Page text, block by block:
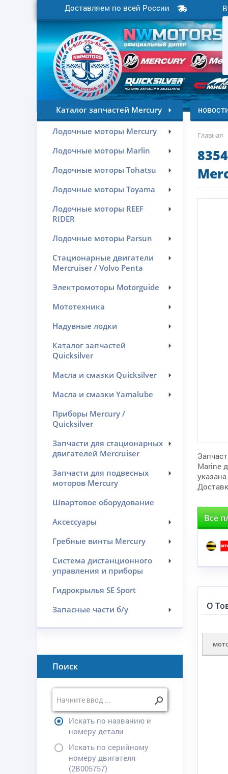
Доставляем по всей России
Каталог запчастей Mercury
Лодочные моторы Mercury
Лодочные моторы Marlin
Лодочные моторы Tohatsu
Лодочные моторы Toyama
Лодочные моторы REEF
RIDER
Лодочные моторы Parsun
Стационарные двигатели
Mercruiser / Volvo Penta
Электромоторы Motorguide
Мототехника
Надувные лодки
Каталог запчастей
Quicksilver
Масла и смазки Quicksilver
Масла и смазки Yamalube
Приборы Mercury /
Quicksilver
Запчасти для стационарных
двигателей Mercruiser
Запчасти для подвесных
моторов Mercury
Швартовое оборудование
Аксессуары
Гребные винты Mercury
Система дистанционного
управления и приборы
Гидрокрылья SE Sport
Запасные части б/у
Поиск
Искать по названию и
номеру детали
Искать по серийному
номеру двигателя
(2B005757)
Главная
Marine
Все
О